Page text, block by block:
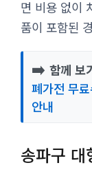
면 비용 없이
품이 포함된
➡️ 함께 보
폐가전 무
안내
송파구 대